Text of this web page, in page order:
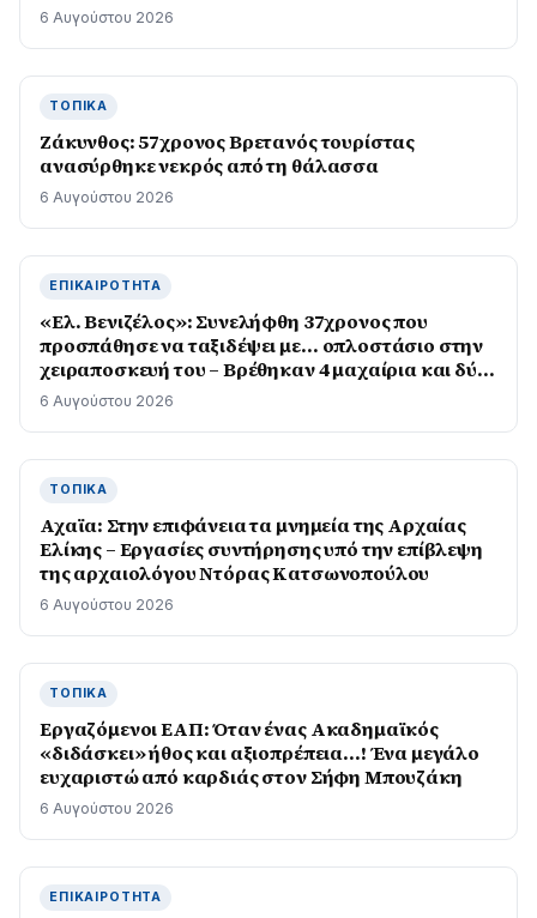
6 Αυγούστου 2026
ΤΟΠΙΚΆ
Ζάκυνθος: 57χρονος Βρετανός τουρίστας
ανασύρθηκε νεκρός από τη θάλασσα
6 Αυγούστου 2026
ΕΠΙΚΑΙΡΌΤΗΤΑ
«Ελ. Βενιζέλος»: Συνελήφθη 37χρονος που
προσπάθησε να ταξιδέψει με… οπλοστάσιο στην
χειραποσκευή του – Βρέθηκαν 4 μαχαίρια και δύο
ψαλίδια κλαδέματος
6 Αυγούστου 2026
ΤΟΠΙΚΆ
Αχαϊα: Στην επιφάνεια τα μνημεία της Αρχαίας
Ελίκης – Εργασίες συντήρησης υπό την επίβλεψη
της αρχαιολόγου Ντόρας Κατσωνοπούλου
6 Αυγούστου 2026
ΤΟΠΙΚΆ
Εργαζόμενοι ΕΑΠ: Όταν ένας Ακαδημαϊκός
«διδάσκει» ήθος και αξιοπρέπεια…! Ένα μεγάλο
ευχαριστώ από καρδιάς στον Σήφη Μπουζάκη
6 Αυγούστου 2026
ΕΠΙΚΑΙΡΌΤΗΤΑ